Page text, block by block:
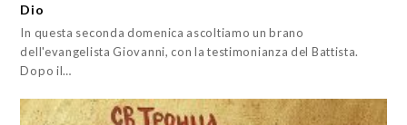
Dio
In questa seconda domenica ascoltiamo un brano
dell'evangelista Giovanni, con la testimonianza del Battista.
Dopo il…